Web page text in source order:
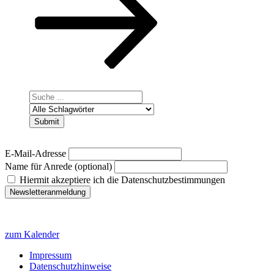
E-Mail-Adresse
Name für Anrede (optional)
Hiermit akzeptiere ich die Datenschutzbestimmungen
zum Kalender
Impressum
Datenschutzhinweise